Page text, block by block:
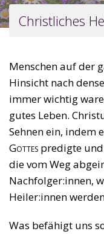
Christliches
Menschen auf der
Hinsicht nach
immer wichtig
gutes Leben.
Sehnen ein, indem
Gottes predigte
die vom Weg
Nachfolger:innen,
Heiler:innen
Was befähigt uns